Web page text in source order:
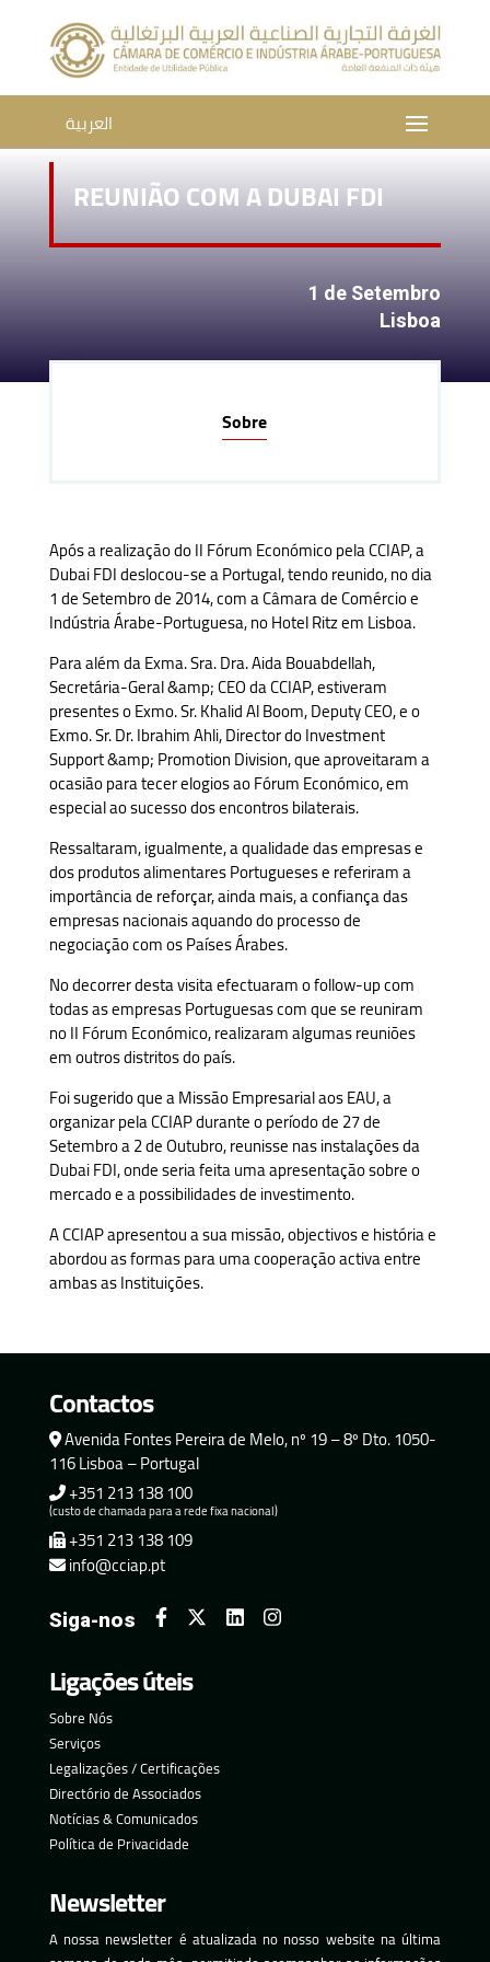
العربية
REUNIÃO COM A DUBAI FDI
1 de Setembro
Lisboa
Sobre
Após a realização do II Fórum Económico pela CCIAP, a
Dubai FDI deslocou-se a Portugal, tendo reunido, no dia
1 de Setembro de 2014, com a Câmara de Comércio e
Indústria Árabe-Portuguesa, no Hotel Ritz em Lisboa.
Para além da Exma. Sra. Dra. Aida Bouabdellah,
Secretária-Geral &amp; CEO da CCIAP, estiveram
presentes o Exmo. Sr. Khalid Al Boom, Deputy CEO, e o
Exmo. Sr. Dr. Ibrahim Ahli, Director do Investment
Support &amp; Promotion Division, que aproveitaram a
ocasião para tecer elogios ao Fórum Económico, em
especial ao sucesso dos encontros bilaterais.
Ressaltaram, igualmente, a qualidade das empresas e
dos produtos alimentares Portugueses e referiram a
importância de reforçar, ainda mais, a confiança das
empresas nacionais aquando do processo de
negociação com os Países Árabes.
No decorrer desta visita efectuaram o follow-up com
todas as empresas Portuguesas com que se reuniram
no II Fórum Económico, realizaram algumas reuniões
em outros distritos do país.
Foi sugerido que a Missão Empresarial aos EAU, a
organizar pela CCIAP durante o período de 27 de
Setembro a 2 de Outubro, reunisse nas instalações da
Dubai FDI, onde seria feita uma apresentação sobre o
mercado e a possibilidades de investimento.
A CCIAP apresentou a sua missão, objectivos e história e
abordou as formas para uma cooperação activa entre
ambas as Instituições.
Contactos
Avenida Fontes Pereira de Melo, nº 19 – 8º Dto. 1050-
116 Lisboa – Portugal
+351 213 138 100
(custo de chamada para a rede fixa nacional)
+351 213 138 109
info@cciap.pt
Siga-nos
Ligações úteis
Sobre Nós
Serviços
Legalizações / Certificações
Directório de Associados
Notícias & Comunicados
Política de Privacidade
Newsletter
A nossa newsletter é atualizada no nosso website na última